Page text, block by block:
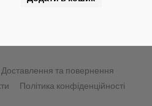
Доставлення та повернення
Політика конфіденційності